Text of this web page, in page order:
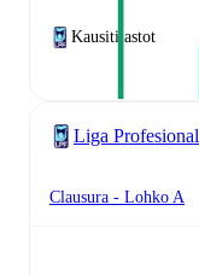
Kausitilastot
Liga Profesional
Clausura - Lohko A